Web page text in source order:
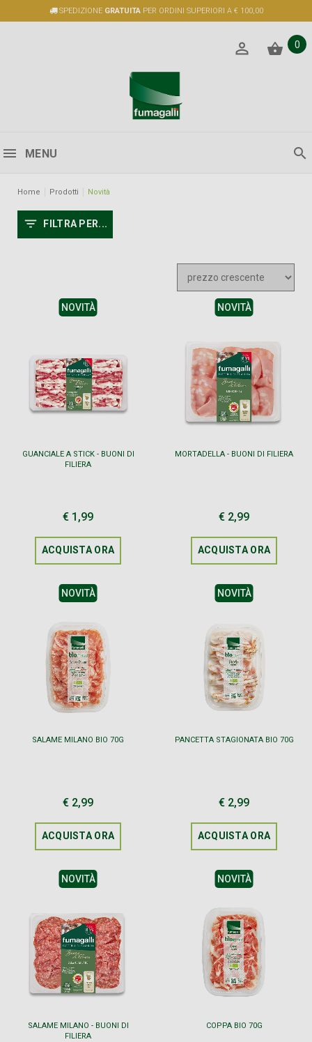
SPEDIZIONE GRATUITAPER ORDINI SUPERIORI A € 100,00
0
MENU
Home Prodotti Novità
FILTRA PER...
NOVITÀ
GUANCIALE A STICK - BUONI DI
FILIERA
€ 1,99
ACQUISTA ORA
NOVITÀ
MORTADELLA - BUONI DI FILIERA
€ 2,99
ACQUISTA ORA
NOVITÀ
SALAME MILANO BIO 70G
€ 2,99
ACQUISTA ORA
NOVITÀ
PANCETTA STAGIONATA BIO 70G
€ 2,99
ACQUISTA ORA
NOVITÀ
SALAME MILANO - BUONI DI
FILIERA
NOVITÀ
COPPA BIO 70G